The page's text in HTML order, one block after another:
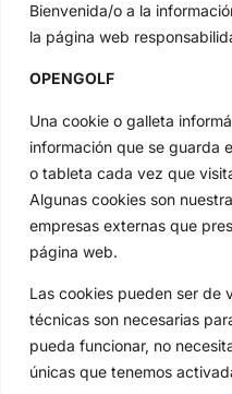
Bienvenida/o a la
la página web
OPENGOLF
Una cookie o galleta
información que se guarda
o tableta cada vez que
Algunas cookies son
empresas externas que
página web.
Las cookies pueden ser de
técnicas son necesarias
pueda funcionar, no
únicas que tenemos
Categorias
Inicio
Actualidad
Amateurs
Circuitos
Especiales
Compañía
Aviso Legal
Política de Privacidad
Política de Cookies
Publicidad
Newsletters